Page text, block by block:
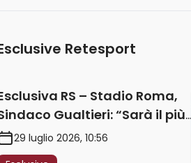
Retesport
RS – Stadio Roma,
Gualtieri: “Sarà il più
del mondo. Assoluta
politica. Prima pietra nel
29 luglio 2026, 10:56